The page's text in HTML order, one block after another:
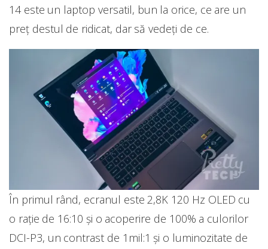
14 este un laptop versatil, bun la orice, ce are un
preț destul de ridicat, dar să vedeți de ce.
În primul rând, ecranul este 2,8K 120 Hz OLED cu
o rație de 16:10 și o acoperire de 100% a culorilor
DCI-P3, un contrast de 1mil:1 și o luminozitate de